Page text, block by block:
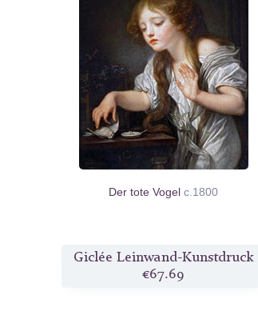
Der tote Vogelc.1800
Giclée Leinwand-Kunstdruck
€67.69